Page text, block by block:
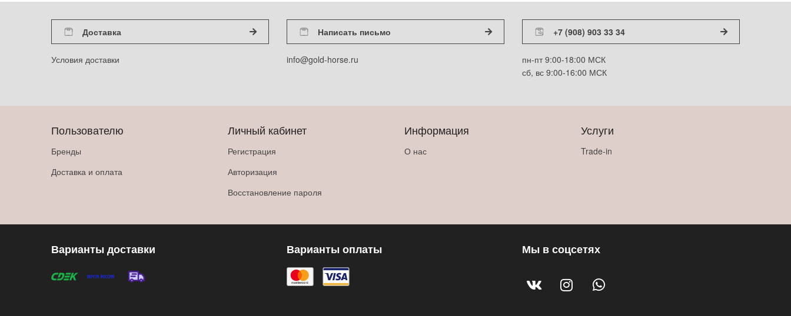
Доставка
Условия доставки
Написать письмо
info@gold-horse.ru
+7 (908) 903 33 34
пн-пт 9:00-18:00 МСК
сб, вс 9:00-16:00 МСК
Пользователю
Бренды
Доставка и оплата
Личный кабинет
Регистрация
Авторизация
Восстановление пароля
Информация
О нас
Услуги
Trade-in
Варианты доставки Варианты оплаты Мы в соцсетях